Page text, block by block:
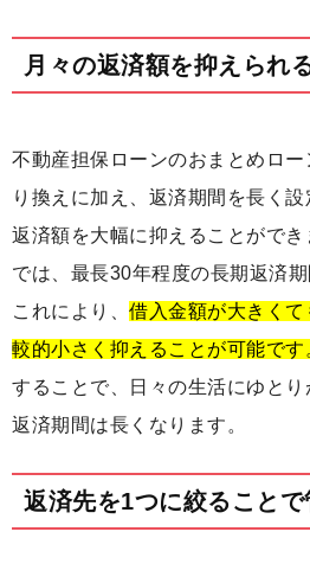
月々の返済額を抑えられ
不動産担保ローンのおまとめロ
り換えに加え、返済期間を長く
返済額を大幅に抑えることがで
では、最長30年程度の長期返済期
これにより、 借入金額が大きく
較的小さく抑えることが可能です
することで、日々の生活にゆと
返済期間は長くなります。
返済先を1つに絞ること